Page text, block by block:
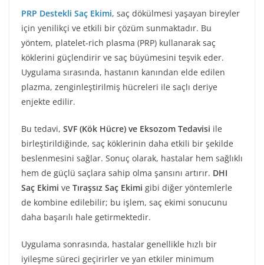
PRP Destekli Saç Ekimi, saç dökülmesi yaşayan bireyler
için yenilikçi ve etkili bir çözüm sunmaktadır. Bu
yöntem, platelet-rich plasma (PRP) kullanarak saç
köklerini güçlendirir ve saç büyümesini teşvik eder.
Uygulama sırasında, hastanın kanından elde edilen
plazma, zenginleştirilmiş hücreleri ile saçlı deriye
enjekte edilir.
Bu tedavi, SVF (Kök Hücre) ve Eksozom Tedavisi ile
birleştirildiğinde, saç köklerinin daha etkili bir şekilde
beslenmesini sağlar. Sonuç olarak, hastalar hem sağlıklı
hem de güçlü saçlara sahip olma şansını artırır. DHI
Saç Ekimi ve Tıraşsız Saç Ekimi gibi diğer yöntemlerle
de kombine edilebilir; bu işlem, saç ekimi sonucunu
daha başarılı hale getirmektedir.
Uygulama sonrasında, hastalar genellikle hızlı bir
iyileşme süreci geçirirler ve yan etkiler minimum